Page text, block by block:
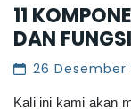
11
DAN
26 Desember
Kali ini kami akan